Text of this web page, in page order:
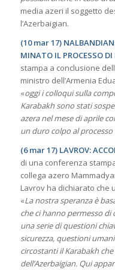
media azeri il soggetto
l’Azerbaigian.
(10 mar 17)
MINATO IL PROCESSO DI
stampa a conclusione
ministro dell’Armenia
«oggi i colloqui sulla
Karabakh sono stati
azera nel mese di aprile
un duro colpo al processo
(6 mar 17) LAVROV:
di una conferenza
collega azero
Lavrov ha dichiarato che
«La nostra speranza è
che ci hanno permesso
una serie di questioni
sicurezza, questioni
circostanti il Karabakh
dell’Azerbaigian. Qui